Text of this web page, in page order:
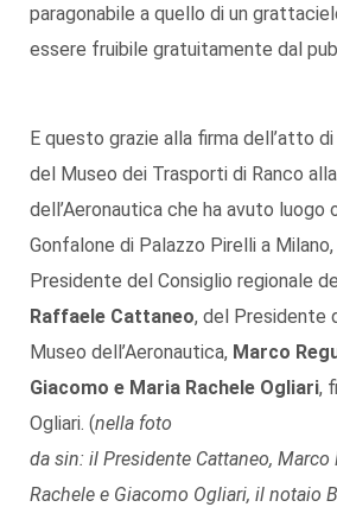
paragonabile a quello di un
essere fruibile gratuitamente dal
E questo grazie alla firma dell’atto
del Museo dei Trasporti di Ranco
dell’Aeronautica che ha avuto luogo
Gonfalone di Palazzo Pirelli a
Presidente del Consiglio regionale
Raffaele Cattaneo, del Presidente
Museo dell’Aeronautica, Marco
Giacomo e Maria Rachele Ogliari,
Ogliari. (nella foto
da sin: il Presidente Cattaneo, Marco
Rachele e Giacomo Ogliari, il notaio